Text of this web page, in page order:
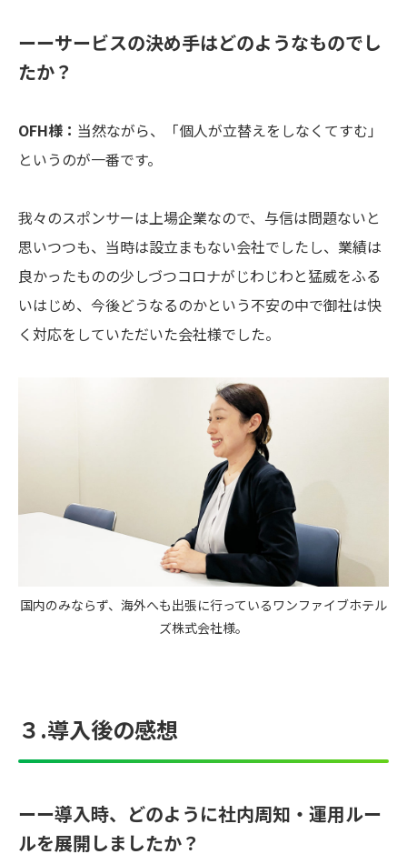
ーーサービスの決め手はどのようなものでし
たか？
OFH様： 当然ながら、「個人が立替えをしなくてすむ」
というのが一番です。
我々のスポンサーは上場企業なので、与信は問題ないと
思いつつも、当時は設立まもない会社でしたし、業績は
良かったものの少しづつコロナがじわじわと猛威をふる
いはじめ、今後どうなるのかという不安の中で御社は快
く対応をしていただいた会社様でした。
国内のみならず、海外へも出張に行っているワンファイブホテル
ズ株式会社様。
３.導入後の感想
ーー導入時、どのように社内周知・運用ルー
ルを展開しましたか？